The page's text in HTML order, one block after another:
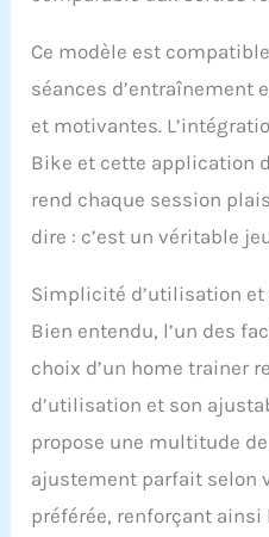
Ce modèle est
séances d’entraînement
et motivantes.
Bike et cette application
rend chaque session
dire : c’est un véritable
Simplicité d’utilisation
Bien entendu, l’un des
choix d’un home trainer
d’utilisation et son
propose une multitude
ajustement parfait selon
préférée, renforçant